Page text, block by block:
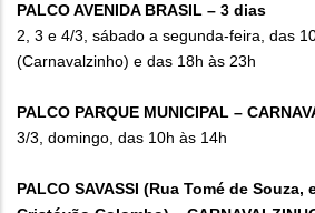
PALCO AVENIDA BRASIL – 3 dias
2, 3 e 4/3, sábado a segunda-feira, das
(Carnavalzinho) e das 18h às 23h
PALCO PARQUE MUNICIPAL –
3/3, domingo, das 10h às 14h
PALCO SAVASSI (Rua Tomé de Souza,